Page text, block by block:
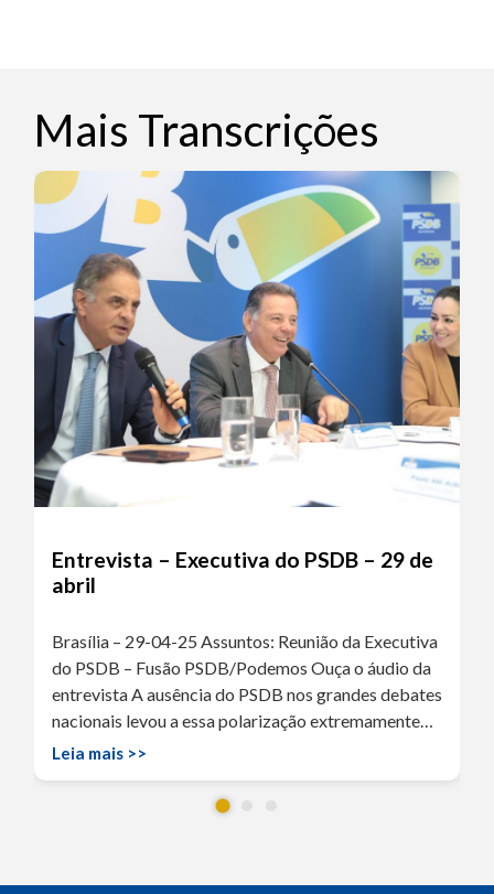
Mais Transcrições
Entrevista – Executiva do PSDB – 29 de
abril
Brasília – 29-04-25 Assuntos: Reunião da Executiva
do PSDB – Fusão PSDB/Podemos Ouça o áudio da
entrevista A ausência do PSDB nos grandes debates
nacionais levou a essa polarização extremamente…
Leia mais >>